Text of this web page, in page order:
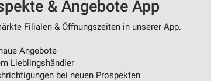
& Angebote App
Filialen & Öffnungszeiten in unserer App.
Angebote
Lieblingshändler
bei neuen Prospekten